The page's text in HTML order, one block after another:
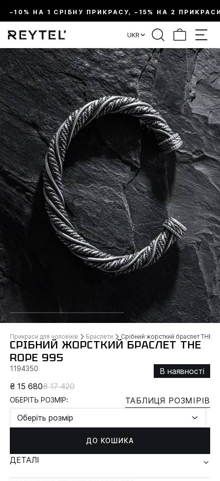
–10% НА 1 СРІБНУ ПРИКРАСУ, –15% НА 2
UKR
Прикраси для чоловіків Браслети Срібний жорсткий браслет THE
СРІБНИЙ ЖОРСТКИЙ БРАСЛЕТ THE
ROPE 995
1194350
В наявності
₴ 15 680₴ 17 420
ОБЕРІТЬ РОЗМІР:
ТАБЛИЦЯ РОЗМІРІВ
Оберіть розмір
ДО КОШИКА
ДЕТАЛІ